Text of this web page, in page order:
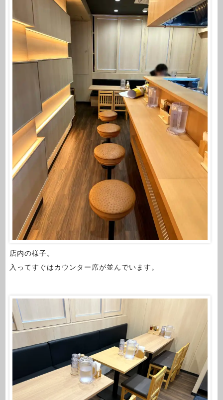
店内の様子。
入ってすぐはカウンター席が並んでいます。